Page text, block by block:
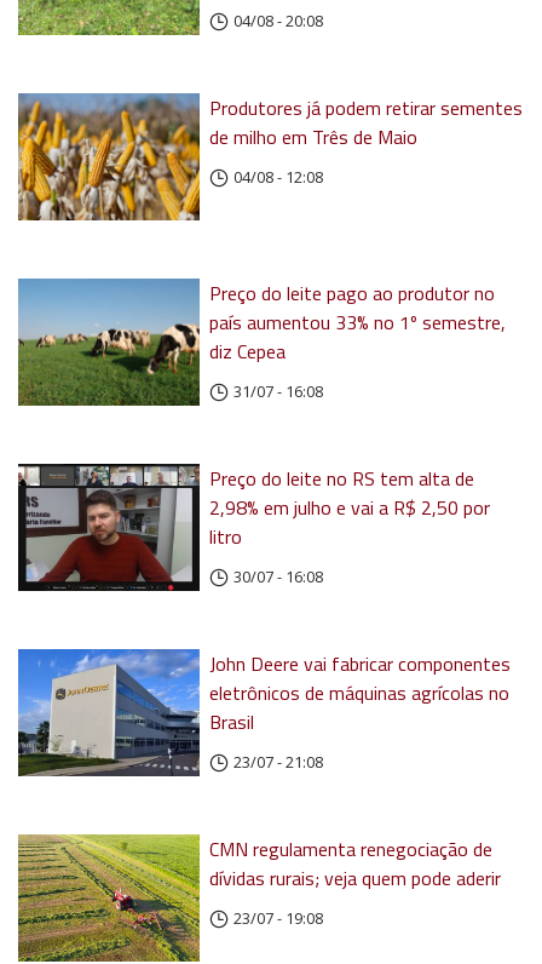
04/08 - 20:08
Produtores já podem retirar sementes
de milho em Três de Maio
04/08 - 12:08
Preço do leite pago ao produtor no
país aumentou 33% no 1º semestre,
diz Cepea
31/07 - 16:08
Preço do leite no RS tem alta de
2,98% em julho e vai a R$ 2,50 por
litro
30/07 - 16:08
John Deere vai fabricar componentes
eletrônicos de máquinas agrícolas no
Brasil
23/07 - 21:08
CMN regulamenta renegociação de
dívidas rurais; veja quem pode aderir
23/07 - 19:08